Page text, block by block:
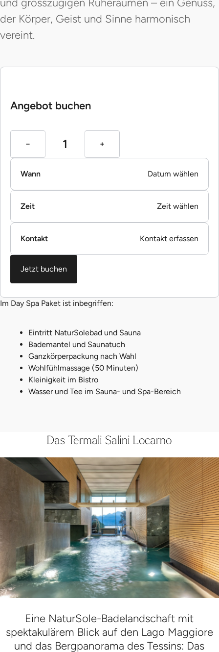
der Körper, Geist und Sinne harmonisch
vereint.
Im Day Spa Paket ist inbegriffen:
Eintritt NaturSolebad und Sauna
Bademantel und Saunatuch
Ganzkörperpackung nach Wahl
Wohlfühlmassage (50 Minuten)
Kleinigkeit im Bistro
Wasser und Tee im Sauna- und Spa-Bereich
Angebot buchen
Wann Datum wählen
Zeit Zeit wählen
Kontakt Kontakt erfassen
Jetzt buchen
Das Termali Salini Locarno
Eine NaturSole-Badelandschaft mit
spektakulärem Blick auf den Lago Maggiore
und das Bergpanorama des Tessins: Das